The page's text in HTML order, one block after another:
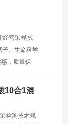
经营采样拭
子、生命科学
，质量保
10合1混
检测技术规